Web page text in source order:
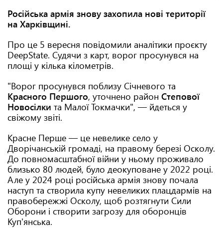
Російська армія знову захопила нові території
на Харківщині.
Про це 5 вересня повідомили аналітики проєкту
DeepState. Судячи з карт, ворог просунувся на
площі у кілька кілометрів.
"Ворог просунувся поблизу Січневого та
Красного Першого, уточнено район Степової
Новосілки та Малої Токмачки", — йдеться у
свіжому звіті.
Красне Перше — це невелике село у
Дворічанській громаді, на правому березі Осколу.
До повномасштабної війни у ньому проживало
близько 80 людей, було деокуповане у 2022 році.
Але у 2024 році російська армія знову почала
наступ та створила купу невеликих плацдармів на
правобережжі Осколу, щоб розтягнути Сили
Оборони і створити загрозу для оборонців
Куп'янська.